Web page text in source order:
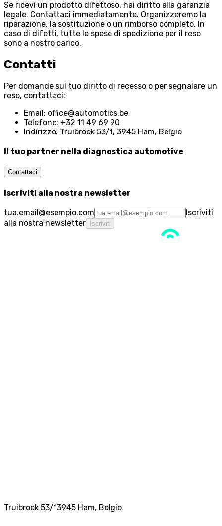
Se ricevi un prodotto difettoso, hai diritto alla garanzia
legale. Contattaci immediatamente. Organizzeremo la
riparazione, la sostituzione o un rimborso completo. In
caso di difetti, tutte le spese di spedizione per il reso
sono a nostro carico.
Contatti
Per domande sul tuo diritto di recesso o per segnalare un
reso, contattaci:
Email: office@automotics.be
Telefono: +32 11 49 69 90
Indirizzo: Truibroek 53/1, 3945 Ham, Belgio
Il tuo partner nella diagnostica automotive
Contattaci
Iscriviti alla nostra newsletter
tua.email@esempio.com
Iscriviti
alla nostra newsletter
Iscriviti
Truibroek 53/13945 Ham, Belgio